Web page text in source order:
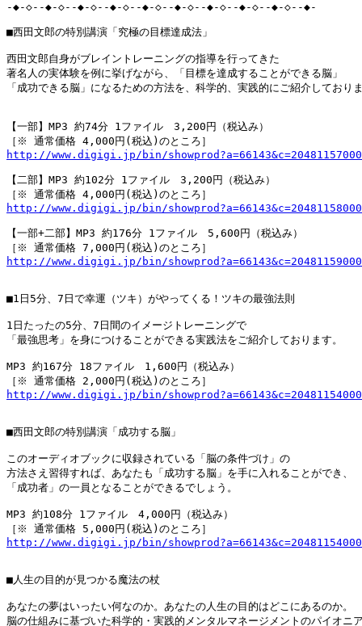
-◆-◇--◆-◇--◆-◇--◆-◇--◆-◇--◆-◇--◆-◇--◆-◇--◆-◇--◆-
■西田文郎の特別講演「究極の目標達成法」
西田文郎自身がブレイントレーニングの指導を行ってきた
著名人の実体験を例に挙げながら、「目標を達成することができる脳」
「成功できる脳」になるための方法を、科学的、実践的にご紹介しており
【一部】MP3 約74分 1ファイル　3,200円（税込み）
http://www.digigi.jp/bin/
【二部】MP3 約102分 1ファイル　3,200円（税込み）
http://www.digigi.jp/bin/
【一部+二部】MP3 約176分 1ファイル　5,600円（税込み）
http://www.digigi.jp/bin/
■1日5分、7日で幸運（ツキ）がやってくる！ツキの最強法則
1日たったの5分、7日間のイメージトレーニングで
「最強思考」を身につけることができる実践法をご紹介しております。
MP3 約167分 18ファイル　1,600円（税込み）
http://www.digigi.jp/bin/
■西田文郎の特別講演「成功する脳」
このオーディオブックに収録されている「脳の条件づけ」の
方法さえ習得すれば、あなたも「成功する脳」を手に入れることができ、
「成功者」の一員となることができるでしょう。
MP3 約108分 1ファイル　4,000円（税込み）
http://www.digigi.jp/bin/
■人生の目的が見つかる魔法の杖
あなたの夢はいったい何なのか。あなたの人生の目的はどこにあるのか。
脳の仕組みに基づいた科学的・実践的メンタルマネージメントのパイオニ